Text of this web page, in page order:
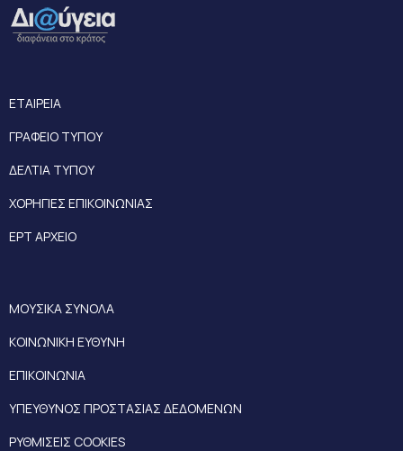
ΕΤΑΙΡΕΙΑ
ΓΡΑΦΕΙΟ ΤΥΠΟΥ
ΔΕΛΤΙΑ ΤΥΠΟΥ
ΧΟΡΗΓΙΕΣ ΕΠΙΚΟΙΝΩΝΙΑΣ
ΕΡΤ ΑΡΧΕΙΟ
ΜΟΥΣΙΚΑ ΣΥΝΟΛΑ
ΚΟΙΝΩΝΙΚΗ ΕΥΘΥΝΗ
ΕΠΙΚΟΙΝΩΝΙΑ
ΥΠΕΥΘΥΝΟΣ ΠΡΟΣΤΑΣΙΑΣ ΔΕΔΟΜΕΝΩΝ
ΡΥΘΜΙΣΕΙΣ COOKIES